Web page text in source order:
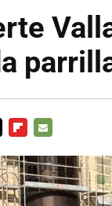
MAIL